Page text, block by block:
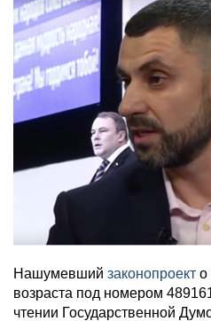
Нашумевший законопроект о
возраста под номером
чтении Государственной